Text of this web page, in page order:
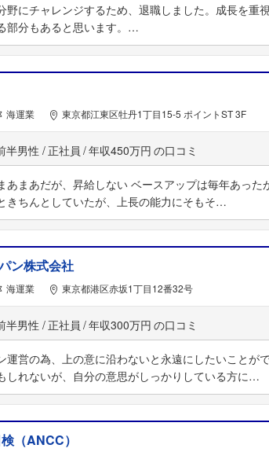
野にチャレンジするため、退職しました。成長を重
部分もあると思います。…
海運業 東京都江東区牡丹1丁目15-5 ポイントST 3F
半男性 正社員 年収450万円
あまあだが、昇給しない ベースアップは毎年あっ
きちんとしていたが、上長の能力にそもそ…
ン株式会社
海運業 東京都港区赤坂1丁目12番32号
半男性 正社員 年収300万円
運営の為、上の意に沿わないと永遠にしたいことが
しれないが、自分の意思がしっかりしている方に…
（ANCC）